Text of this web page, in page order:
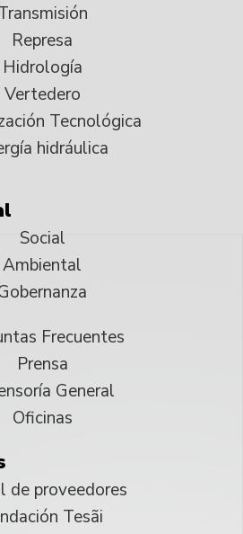
Represa
Hidrología
Vertedero
Tecnológica
hidráulica
Social
Ambiental
Frecuentes
Prensa
General
Oficinas
de proveedores
Tesãi